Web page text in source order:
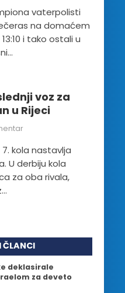
vaterpolisti
na domaćem
i tako ostali u
voz za
u Rijeci
kola nastavlja
U derbiju kola
za oba rivala,
deklasirale
za deveto